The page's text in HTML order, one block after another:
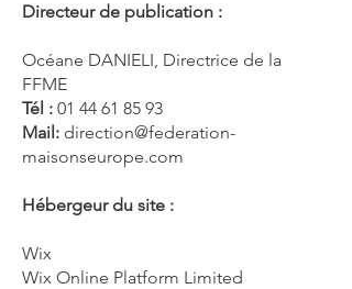
Directeur de publication :
Océane DANIELI, Directrice de la
FFME
Tél : 01 44 61 85 93
Mail: direction@federation-
maisonseurope.com
Hébergeur du site :
Wix
Wix Online Platform Limited